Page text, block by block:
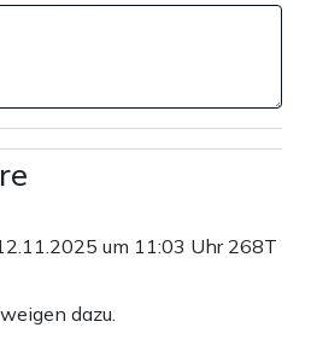
um 11:03 Uhr 268T
dazu.